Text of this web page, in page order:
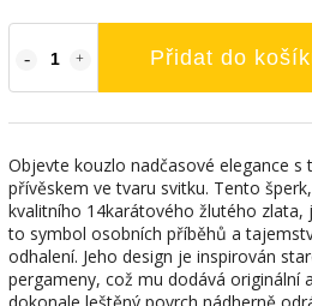
Přidat do
Objevte kouzlo nadčasové elegance
přívěskem ve tvaru svitku. Tento
kvalitního 14karátového žlutého zlata,
to symbol osobních příběhů a
odhalení. Jeho design je inspirován
pergameny, což mu dodává originální
dokonale leštěný povrch nádherně